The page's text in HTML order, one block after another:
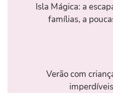
Isla Mágica: a
famílias, a
Verão com